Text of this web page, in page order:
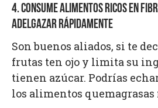
4. CONSUME ALIMENTOS RICOS EN
ADELGAZAR RÁPIDAMENTE
Son buenos aliados, si te
frutas ten ojo y limita su
tienen azúcar. Podrías
los alimentos quemagrasas